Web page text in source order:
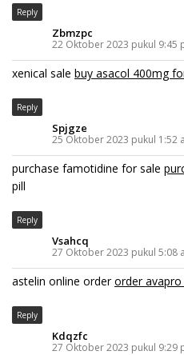
Reply
Zbmzpc
22 Oktober 2023 pukul 9:45
xenical sale buy asacol 400mg
Reply
Spjgze
25 Oktober 2023 pukul 1:52
purchase famotidine for sale
pill
Reply
Vsahcq
27 Oktober 2023 pukul 5:08
astelin online orderorder
Reply
Kdqzfc
27 Oktober 2023 pukul 9:29